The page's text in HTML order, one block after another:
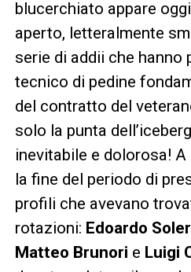
blucerchiato appare
aperto, letteralmente
serie di addii che
tecnico di pedine
del contratto del
solo la punta
inevitabile e dolorosa!
la fine del periodo di
profili che avevano
rotazioni: Edoardo
Matteo Brunori e Luigi